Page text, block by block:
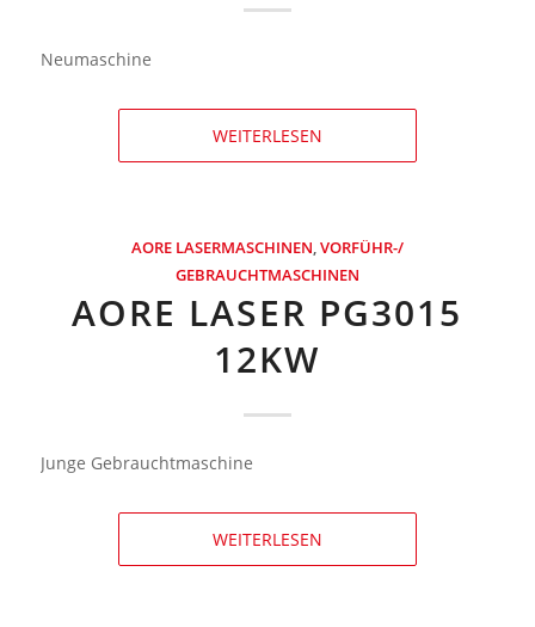
Neumaschine
WEITERLESEN
AORE LASERMASCHINEN,VORFÜHR-/
GEBRAUCHTMASCHINEN
AORE LASER PG3015
12KW
Junge Gebrauchtmaschine
WEITERLESEN